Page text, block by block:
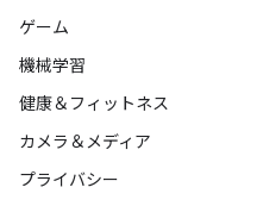
ゲーム
機械学習
健康＆フィットネス
カメラ＆メディア
プライバシー